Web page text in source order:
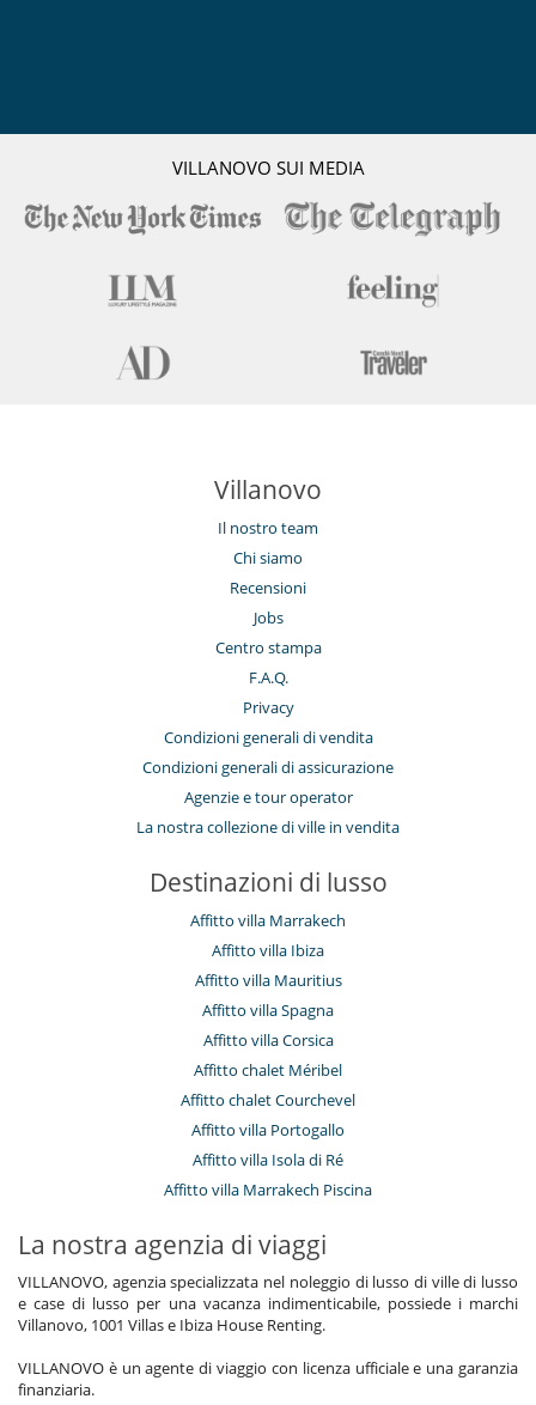
VILLANOVO SUI MEDIA
Villanovo
Il nostro team
Chi siamo
Recensioni
Jobs
Centro stampa
F.A.Q.
Privacy
Condizioni generali di vendita
Condizioni generali di assicurazione
Agenzie e tour operator
La nostra collezione di ville in vendita
Destinazioni di lusso
Affitto villa Marrakech
Affitto villa Ibiza
Affitto villa Mauritius
Affitto villa Spagna
Affitto villa Corsica
Affitto chalet Méribel
Affitto chalet Courchevel
Affitto villa Portogallo
Affitto villa Isola di Ré
Affitto villa Marrakech Piscina
La nostra agenzia di viaggi
VILLANOVO, agenzia specializzata nel noleggio di lusso di ville di lusso
e case di lusso per una vacanza indimenticabile, possiede i marchi
Villanovo, 1001 Villas e Ibiza House Renting.
VILLANOVO è un agente di viaggio con licenza ufficiale e una garanzia
finanziaria.